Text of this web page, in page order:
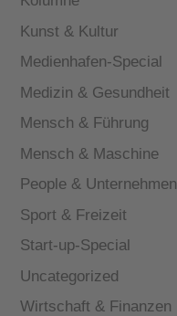
Kunst & Kultur
Medienhafen-Special
Medizin & Gesundheit
Mensch & Führung
Mensch & Maschine
People & Unternehmen
Sport & Freizeit
Start-up-Special
Uncategorized
Wirtschaft & Finanzen